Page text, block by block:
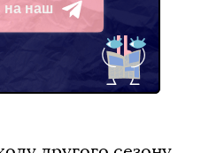
на наш